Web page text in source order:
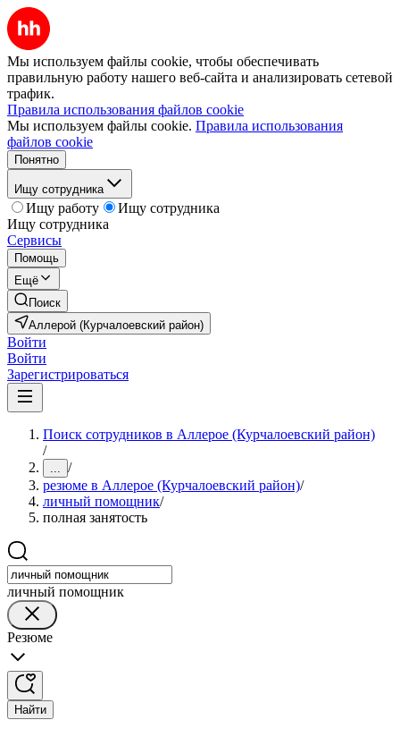
Мы используем файлы cookie, чтобы обеспечивать
правильную работу нашего веб-сайта и анализировать сетевой
трафик.
Правила использования файлов cookie
Мы используем файлы cookie. Правила использования
файлов cookie
Понятно
Ищу сотрудника
Ищу работу
Ищу сотрудника
Ищу сотрудника
Сервисы
Помощь
Ещё
Поиск
Аллерой (Курчалоевский район)
Войти
Войти
Зарегистрироваться
Поиск сотрудников в Аллерое (Курчалоевский район)
/
... /
резюме в Аллерое (Курчалоевский район)/
личный помощник/
полная занятость
личный помощник
Резюме
Найти